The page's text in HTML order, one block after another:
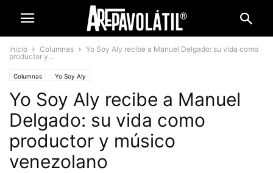
Inicio Columnas
Yo Soy Aly recibe a Manuel Delgado: su vida como
productor y...
Columnas Yo Soy Aly
Yo Soy Aly recibe a Manuel
Delgado: su vida como
productor y músico
venezolano